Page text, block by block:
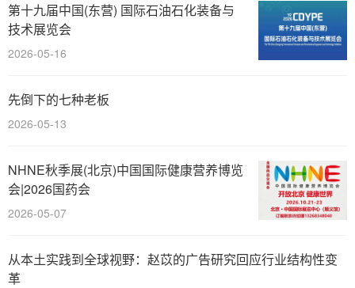
第十九届中国(东营) 国际石油石化装备与
技术展览会
2026-05-16
先倒下的七种老板
2026-05-13
NHNE秋季展(北京)中国国际健康营养博览
会|2026国药会
2026-05-07
从本土实践到全球视野：赵苡的广告研究回应行业结构性变
革